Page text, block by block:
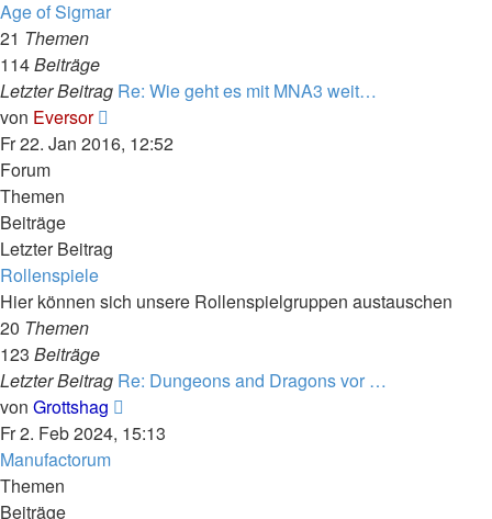
Age of Sigmar
21 Themen
114Beiträge
Letzter Beitrag Re: Wie geht es mit MNA3 weit…
von Eversor
Beitrag
Fr 22. Jan 2016, 12:52
Forum
Themen
Beiträge
Letzter Beitrag
Rollenspiele
Hier können sich unsere Rollenspielgruppen austauschen
20 Themen
123 Beiträge
Letzter Beitrag Re: Dungeons and Dragons vor …
von Grottshag
Beitrag
Fr 2. Feb 2024, 15:13
Manufactorum
Themen
Beiträge